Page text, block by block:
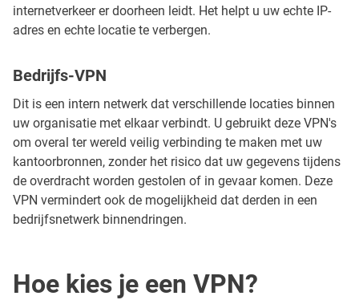
internetverkeer er doorheen leidt. Het helpt u uw echte IP-
adres en echte locatie te verbergen.
Bedrijfs-VPN
Dit is een intern netwerk dat verschillende locaties binnen
uw organisatie met elkaar verbindt. U gebruikt deze VPN's
om overal ter wereld veilig verbinding te maken met uw
kantoorbronnen, zonder het risico dat uw gegevens tijdens
de overdracht worden gestolen of in gevaar komen. Deze
VPN vermindert ook de mogelijkheid dat derden in een
bedrijfsnetwerk binnendringen.
Hoe kies je een VPN?